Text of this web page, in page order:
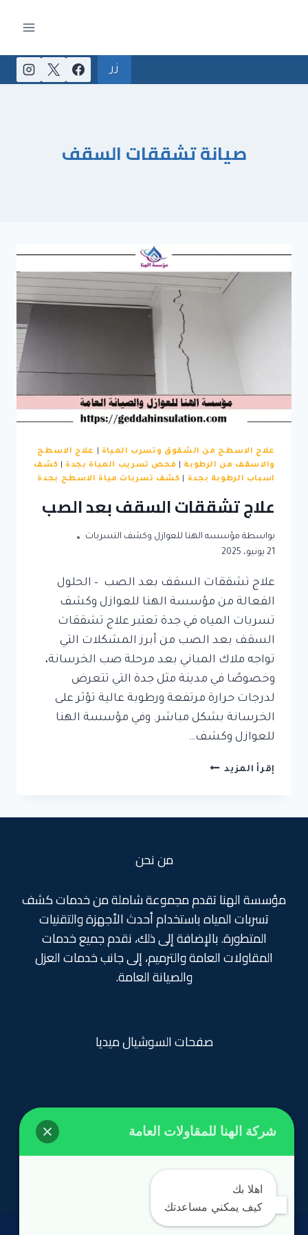
زر
صيانة تشققات السقف
علاج الاسطح من الشقوق وتسرب المياة
علاج الاسطح
والاسقف من الرطوبة
فحص تسريب المياة بجدة
كشف
اسباب الرطوبة بجدة
كشف تسربات مياة الاسطح بجدة
علاج تشققات السقف بعد الصب
بواسطة مؤسسه الهنا للعوازل وكشف التسربات
21 يونيو، 2025
علاج تشققات السقف بعد الصب – الحلول
الفعالة من مؤسسة الهنا للعوازل وكشف
تسربات المياه في جدة تعتبر علاج تشققات
السقف بعد الصب من أبرز المشكلات التي
تواجه ملاك المباني بعد مرحلة صب الخرسانة،
وخصوصًا في مدينة مثل جدة التي تتعرض
لدرجات حرارة مرتفعة ورطوبة عالية تؤثر على
الخرسانة بشكل مباشر. وفي مؤسسة الهنا
للعوازل وكشف…
إقرأ المزيد علاج
من نحن
مؤسسة الهنا تقدم مجموعة شاملة من خدمات كشف
تسربات المياه باستخدام أحدث الأجهزة والتقنيات
المتطورة. بالإضافة إلى ذلك، نقدم جميع خدمات
المقاولات العامة والترميم، إلى جانب خدمات العزل
والصيانة العامة.
صفحات السوشيال ميديا
روابط تهمك
الرئيسية
شركة الهنا للمقاولات العامة
اهلا بك
كيف يمكني مساعدتك